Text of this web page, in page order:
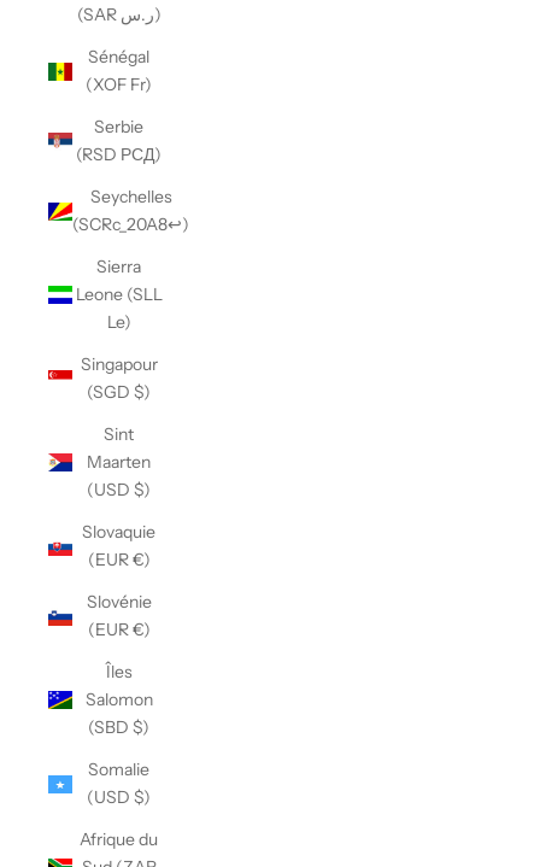
(SAR ر.س)
Sénégal
(XOF Fr)
Serbie
(RSD РСД)
Seychelles
(SCRc_20A8↩)
Sierra
Leone (SLL
Le)
Singapour
(SGD $)
Sint
Maarten
(USD $)
Slovaquie
(EUR €)
Slovénie
(EUR €)
Îles
Salomon
(SBD $)
Somalie
(USD $)
Afrique du